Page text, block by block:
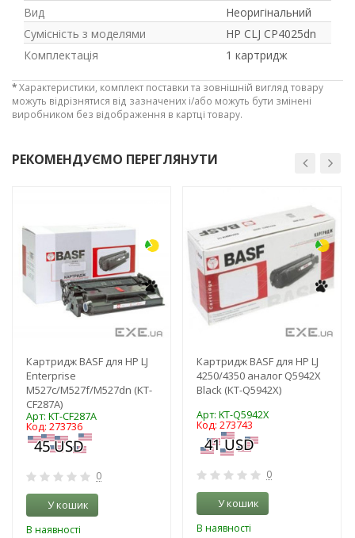
Вид
Неоригінальний
Сумісність з моделями
HP CLJ CP4025dn
Комплектація
1 картридж
*Характеристики, комплект поставки та зовнішній вигляд товару
можуть відрізнятися від зазначених і/або можуть бути змінені
виробником без відображення в картці товару.
РЕКОМЕНДУЄМО ПЕРЕГЛЯНУТИ
Картридж BASF для HP LJ
Enterprise
M527c/M527f/M527dn (KT-
CF287A)
Арт: KT-CF287A
Код: 273736
0
У кошик
В наявності
-3%
Картридж BASF для HP LJ
4250/4350 аналог Q5942X
Black (KT-Q5942X)
Арт: KT-Q5942X
Код: 273743
0
У кошик
В наявності